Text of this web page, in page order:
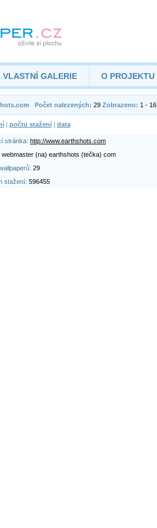
VLASTNÍ GALERIE O PROJEKTU
Počet nalezených: 29Zobrazeno: 1 - 16
| počtu stažení| data
stránka: http://www.earthshots.com
webmaster (na) earthshots (tečka) com
29
stažení: 596455